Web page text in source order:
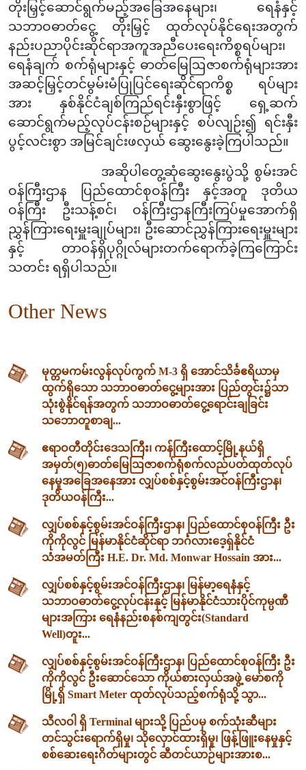
တိုးမြှင့်ဆောင်ရွက်မည့်အခြေအနေများ၊ ရေနံနှင့်
သဘာဝဓာတ်ငွေ့ တိုးမြှင့် ထုတ်လုပ်နိုင်ရေးအတွက်
နည်းပညာပိုင်းဆိုင်ရာအကူအညီပေးရေးကိစ္စရပ်များ၊
ရေနံချက် စက်ရုံများနှင့် ဓာတ်မြေဩဇာစက်ရုံများအား
အဆင့်မြှင့်တင်မွမ်းမံပြုပြင်ရေးဆိုင်ရာကိစ္စ ရပ်များ
အား နှစ်နိုင်ငံချစ်ကြည်ရင်းနှီးစွာဖြင့် ရှေ့ဆက်
ဆောင်ရွက်မည့်လုပ်ငန်းစဉ်များနှင့် စပ်လျဉ်း၍ ရင်းနှီး
ပွင့်လင်းစွာ အမြင်ချင်းဖလှယ် ဆွေးနွေးခဲ့ကြပါသည်။
အဆိုပါတွေ့ဆုံဆွေးနွေးပွဲသို့ စွမ်းအင်
ဝန်ကြီးဌာန ပြည်ထောင်စုဝန်ကြီး နှင့်အတူ ဒုတိယ
ဝန်ကြီး ဦးသန့်စင်၊ ဝန်ကြီးဌာနကြီးကြပ်မှုအောက်ရှိ
ညွှန်ကြားရေးမှူးချုပ်များ၊ ဦးဆောင်ညွှန်ကြားရေးမှူးများ
နှင့် တာဝန်ရှိပုဂ္ဂိုလ်များတက်ရောက်ခဲ့ကြကြောင်း
သတင်း ရရှိပါသည်။
Other News
မုတ္တမကမ်းလွန်လုပ်ကွက် M-3 ရှိ အောင်သိင်္ခဧရိယာမှ
ထွက်ရှိသော သဘာဝဓာတ်ငွေ့များအား ပြည်တွင်း၌သာ
သုံးစွဲနိုင်ရန်အတွက် သဘာဝဓာတ်ငွေ့ရောင်းချခြင်း
သဘောတူစာချ...
ဧရာဝတီတိုင်းဒေသကြီး၊ ကန်ကြီးထောင့်မြို့နယ်ရှိ
အမှတ်(၅)ဓာတ်မြေဩဇာစက်ရုံစက်လည်ပတ်ထုတ်လုပ်
နေမှုအခြေအနေအား လျှပ်စစ်နှင့်စွမ်းအင်ဝန်ကြီးဌာန၊
ဒုတိယဝန်ကြီး...
လျှပ်စစ်နှင့်စွမ်းအင်ဝန်ကြီးဌာန၊ ပြည်ထောင်စုဝန်ကြီး ဦး
ကိုကိုလွင် မြန်မာနိုင်ငံဆိုင်ရာ ဘင်္ဂလားဒေ့ရှ်နိုင်ငံ
သံအမတ်ကြီး H.E. Dr. Md. Monwar Hossain အား...
လျှပ်စစ်နှင့်စွမ်းအင်ဝန်ကြီးဌာန၊ မြန်မာ့ရေနံနှင့်
သဘာဝဓာတ်ငွေ့လုပ်ငန်းနှင့် မြန်မာနိုင်ငံသားပိုင်ကုမ္ပဏီ
များအကြား ရေနံနည်းစနစ်ကျတွင်း(Standard
Well)တူး...
လျှပ်စစ်နှင့်စွမ်းအင်ဝန်ကြီးဌာန၊ ပြည်ထောင်စုဝန်ကြီး ဦး
ကိုကိုလွင် ဦးဆောင်သော ကိုယ်စားလှယ်အဖွဲ့ မော်စကို
မြို့ရှိ Smart Meter ထုတ်လုပ်သည့်စက်ရုံသို့ သွာ...
သီလဝါ ရှိ Terminal များသို့ ပြည်ပမှ စက်သုံးဆီများ
တင်သွင်းရောက်ရှိမှု၊ သိုလှောင်ထားရှိမှု၊ ဖြန့်ဖြူးနေမှုနှင့်
စစ်ဆေးရေးဂိတ်များတွင် ဆီတင်ယာဉ်များအားစ...